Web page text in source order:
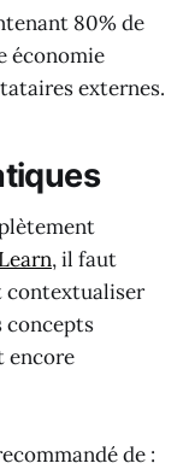
80% de
économie
externes.
, il faut
contextualiser
concepts
encore
de :